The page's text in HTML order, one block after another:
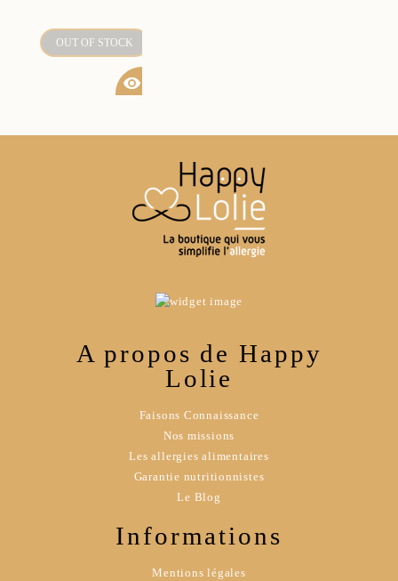
OUT OF STOCK
visibility
A propos de Happy
Lolie
Faisons Connaissance
Nos missions
Les allergies alimentaires
Garantie nutritionnistes
Le Blog
Informations
Mentions légales